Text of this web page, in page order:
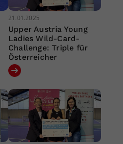
21.01.2025
Upper Austria Young
Ladies Wild-Card-
Challenge: Triple für
Österreicher